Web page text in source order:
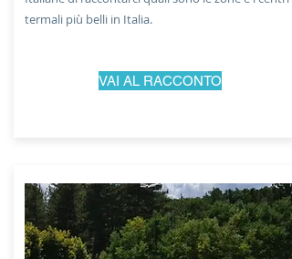
termali più belli in Italia.
VAI AL RACCONTO